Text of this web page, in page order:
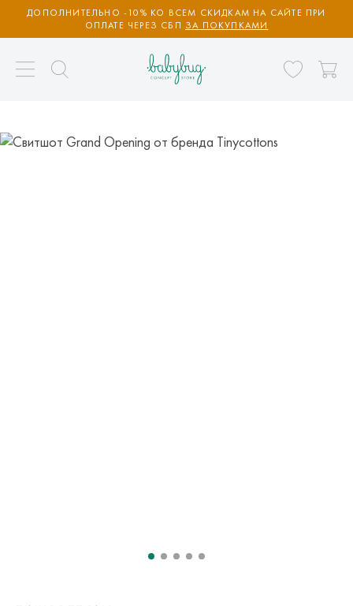
ДОПОЛНИТЕЛЬНО -10% КО ВСЕМ СКИДКАМ НА САЙТЕ ПРИ
ОПЛАТЕ ЧЕРЕЗ СБП ЗА ПОКУПКАМИ